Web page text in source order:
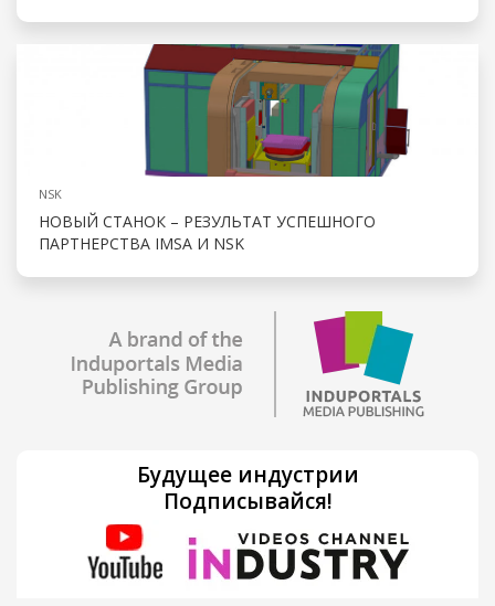
NSK
НОВЫЙ СТАНОК – РЕЗУЛЬТАТ УСПЕШНОГО
ПАРТНЕРСТВА IMSA И NSK
Будущее индустрии
Подписывайся!